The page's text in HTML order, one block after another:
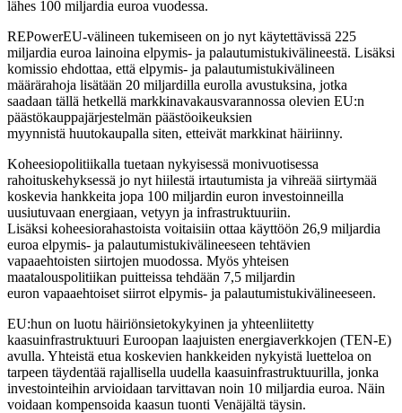
lähes 100 miljardia euroa vuodessa.
REPowerEU-välineen tukemiseen on jo nyt käytettävissä 225
miljardia euroa lainoina elpymis- ja palautumistukivälineestä. Lisäksi
komissio ehdottaa, että elpymis- ja palautumistukivälineen
määrärahoja lisätään 20 miljardilla eurolla avustuksina, jotka
saadaan tällä hetkellä markkinavakausvarannossa olevien EU:n
päästökauppajärjestelmän päästöoikeuksien
myynnistä huutokaupalla siten, etteivät markkinat häiriinny.
Koheesiopolitiikalla tuetaan nykyisessä monivuotisessa
rahoituskehyksessä jo nyt hiilestä irtautumista ja vihreää siirtymää
koskevia hankkeita jopa 100 miljardin euron investoinneilla
uusiutuvaan energiaan, vetyyn ja infrastruktuuriin.
Lisäksi koheesiorahastoista voitaisiin ottaa käyttöön 26,9 miljardia
euroa elpymis- ja palautumistukivälineeseen tehtävien
vapaaehtoisten siirtojen muodossa. Myös yhteisen
maatalouspolitiikan puitteissa tehdään 7,5 miljardin
euron vapaaehtoiset siirrot elpymis- ja palautumistukivälineeseen.
EU:hun on luotu häiriönsietokykyinen ja yhteenliitetty
kaasuinfrastruktuuri Euroopan laajuisten energiaverkkojen (TEN-E)
avulla. Yhteistä etua koskevien hankkeiden nykyistä luetteloa on
tarpeen täydentää rajallisella uudella kaasuinfrastruktuurilla, jonka
investointeihin arvioidaan tarvittavan noin 10 miljardia euroa. Näin
voidaan kompensoida kaasun tuonti Venäjältä täysin.